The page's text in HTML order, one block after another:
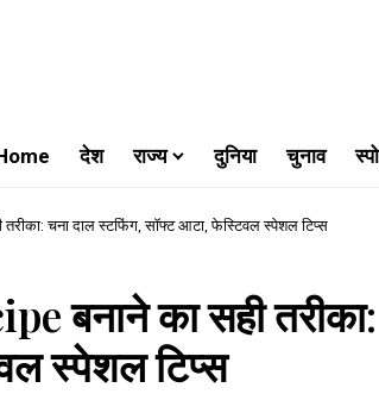
देश राज्य दुनिया चुनाव
चना दाल स्टफिंग, सॉफ्ट आटा, फेस्टिवल स्पेशल टिप्स
बनाने का सही
स्पेशल टिप्स